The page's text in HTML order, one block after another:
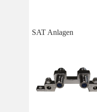
SAT Anlagen